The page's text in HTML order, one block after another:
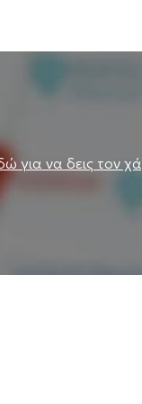
για να δεις τον